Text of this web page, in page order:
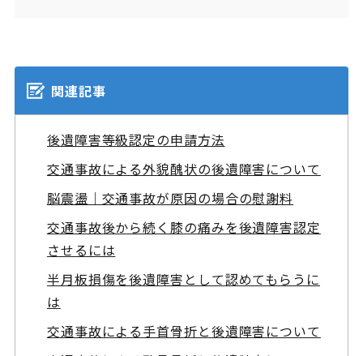
関連記事
後遺障害等級認定の申請方法
交通事故による外貌醜状の後遺障害について
脳震盪｜交通事故が原因の場合の慰謝料
交通事故後から続く膝の痛みを後遺障害認定
させるには
半月板損傷を後遺障害として認めてもらうに
は
交通事故による手首骨折と後遺障害について